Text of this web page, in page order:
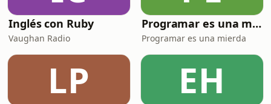
Inglés con Ruby
Vaughan Radio
Programar es una mierda
Programar es una mierda
LP EH